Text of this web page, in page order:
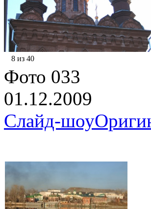
8 из 40
Фото 033
01.12.2009
Слайд-шоу